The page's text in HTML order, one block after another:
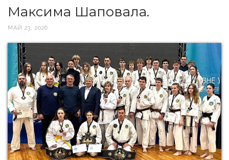
Максима Шаповала.
МАЙ 23, 2026